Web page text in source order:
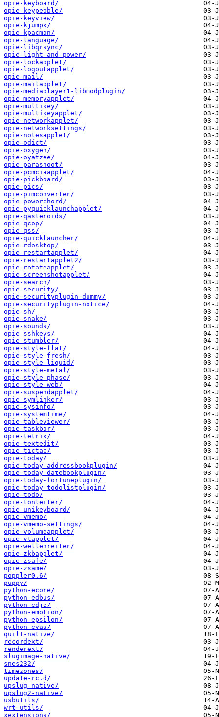
opie-keyboard/
opie-keypebble/
opie-keyview/
opie-kjumpx/
opie-kpacman/
opie-language/
opie-libqrsync/
opie-light-and-power/
opie-lockapplet/
opie-logoutapplet/
opie-mail/
opie-mailapplet/
opie-mediaplayer1-libmodplugin/
opie-memoryapplet/
opie-multikey/
opie-multikeyapplet/
opie-networkapplet/
opie-networksettings/
opie-notesapplet/
opie-odict/
opie-oxygen/
opie-oyatzee/
opie-parashoot/
opie-pcmciaapplet/
opie-pickboard/
opie-pics/
opie-pimconverter/
opie-powerchord/
opie-pyquicklaunchapplet/
opie-qasteroids/
opie-qcop/
opie-qss/
opie-quicklauncher/
opie-rdesktop/
opie-restartapplet/
opie-restartapplet2/
opie-rotateapplet/
opie-screenshotapplet/
opie-search/
opie-security/
opie-securityplugin-dummy/
opie-securityplugin-notice/
opie-sh/
opie-snake/
opie-sounds/
opie-sshkeys/
opie-stumbler/
opie-style-flat/
opie-style-fresh/
opie-style-liquid/
opie-style-metal/
opie-style-phase/
opie-style-web/
opie-suspendapplet/
opie-symlinker/
opie-sysinfo/
opie-systemtime/
opie-tableviewer/
opie-taskbar/
opie-tetrix/
opie-textedit/
opie-tictac/
opie-today/
opie-today-addressbookplugin/
opie-today-datebookplugin/
opie-today-fortuneplugin/
opie-today-todolistplugin/
opie-todo/
opie-tonleiter/
opie-unikeyboard/
opie-vmemo/
opie-vmemo-settings/
opie-volumeapplet/
opie-vtapplet/
opie-wellenreiter/
opie-zkbapplet/
opie-zsafe/
opie-zsame/
poppler0.6/
puppy/
python-ecore/
python-edbus/
python-edje/
python-emotion/
python-epsilon/
python-evas/
quilt-native/
recordext/
renderext/
slugimage-native/
snes232/
timezones/
update-rc.d/
upslug-native/
upslug2-native/
usbutils/
wrt-utils/
xextensions/